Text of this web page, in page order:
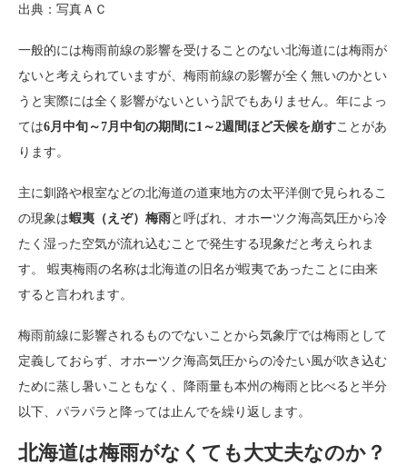
出典：写真ＡＣ
一般的には梅雨前線の影響を受けることのない北海道には梅雨が
ないと考えられていますが、梅雨前線の影響が全く無いのかとい
うと実際には全く影響がないという訳でもありません。年によっ
ては6月中旬～7月中旬の期間に1～2週間ほど天候を崩すことがあ
ります。
主に釧路や根室などの北海道の道東地方の太平洋側で見られるこ
の現象は蝦夷（えぞ）梅雨 と呼ばれ、オホーツク海高気圧から冷
たく湿った空気が流れ込むことで発生する現象だと考えられま
す。 蝦夷梅雨の名称は北海道の旧名が蝦夷であったことに由来
すると言われます。
梅雨前線に影響されるものでないことから気象庁では梅雨として
定義しておらず、オホーツク海高気圧からの冷たい風が吹き込む
ために蒸し暑いこともなく、降雨量も本州の梅雨と比べると半分
以下、パラパラと降っては止んでを繰り返します。
北海道は梅雨がなくても大丈夫なのか？